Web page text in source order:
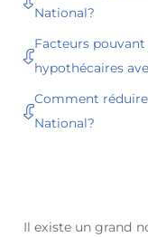
National?
Facteurs
hypothécaires
Comment
National?
Il existe un grand